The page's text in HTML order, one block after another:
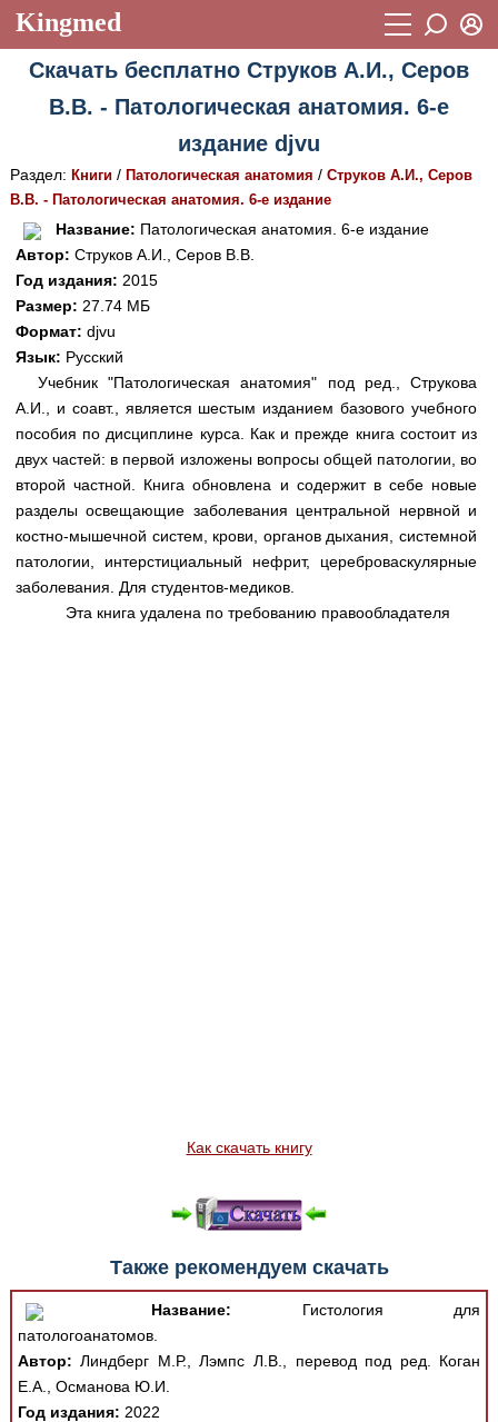
Kingmed
Учебный материал
Видеогалерея 899
Истории болезней 1268
Лекции и презентации 2474
Аккредитационные тесты
Методические рекомендации
Научно-популярное
Статьи
Новости (244)
Медицинская стандартизация
Нормативы экстренной и неотложной помощи
Нормы лабораторных и инструментальных
исследований
Восстановить пароль
Регистрация
Скачать бесплатно Струков А.И., Серов
В.В. - Патологическая анатомия. 6-е
издание djvu
Раздел: Книги/ Патологическая анатомия / Струков А.И., Серов
В.В. - Патологическая анатомия. 6-е издание
Название: Патологическая анатомия. 6-е издание
Автор: Струков А.И., Серов В.В.
Год издания: 2015
Размер: 27.74 МБ
Формат: djvu
Язык: Русский
Учебник "Патологическая анатомия" под ред., Струкова
А.И., и соавт., является шестым изданием базового учебного
пособия по дисциплине курса. Как и прежде книга состоит из
двух частей: в первой изложены вопросы общей патологии, во
второй частной. Книга обновлена и содержит в себе новые
разделы освещающие заболевания центральной нервной и
костно-мышечной систем, крови, органов дыхания, системной
патологии, интерстициальный нефрит, цереброваскулярные
заболевания. Для студентов-медиков.
Эта книга удалена по требованию правообладателя
Как скачать книгу
Также рекомендуем скачать
Название: Гистология для
патологоанатомов.
Автор: Линдберг М.Р., Лэмпс Л.В., перевод под ред. Коган
Е.А., Османова Ю.И.
Год издания: 2022